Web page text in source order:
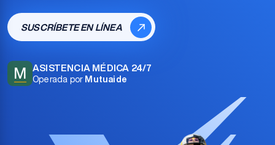
SUSCRÍBETE EN LÍNEA
M ASISTENCIA MÉDICA 24/7
Operada por Mutuaide